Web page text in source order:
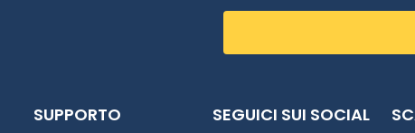
SUPPORTO SEGUICI SUI SOCIAL